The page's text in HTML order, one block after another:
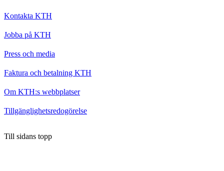
Kontakta KTH
Jobba på KTH
Press och media
Faktura och betalning KTH
Om KTH:s webbplatser
Tillgänglighetsredogörelse
Till sidans topp